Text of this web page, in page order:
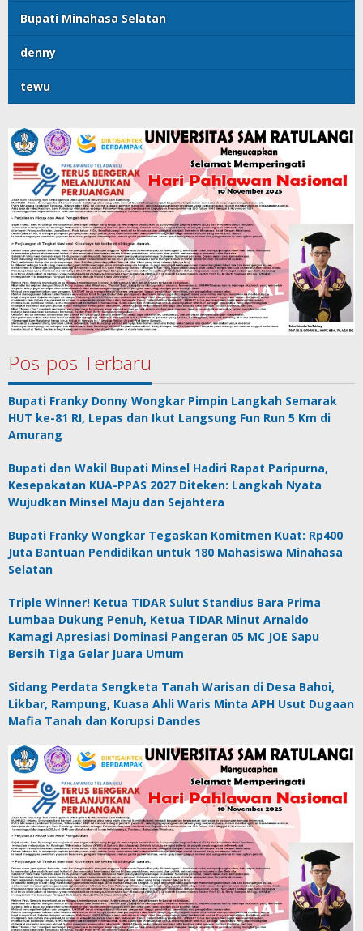
Bupati Minahasa Selatan
denny
tewu
Pos-pos Terbaru
Bupati Franky Donny Wongkar Pimpin Langkah Semarak
HUT ke-81 RI, Lepas dan Ikut Langsung Fun Run 5 Km di
Amurang
Bupati dan Wakil Bupati Minsel Hadiri Rapat Paripurna,
Kesepakatan KUA-PPAS 2027 Diteken: Langkah Nyata
Wujudkan Minsel Maju dan Sejahtera
Bupati Franky Wongkar Tegaskan Komitmen Kuat: Rp400
Juta Bantuan Pendidikan untuk 180 Mahasiswa Minahasa
Selatan
Triple Winner! Ketua TIDAR Sulut Standius Bara Prima
Lumbaa Dukung Penuh, Ketua TIDAR Minut Arnaldo
Kamagi Apresiasi Dominasi Pangeran 05 MC JOE Sapu
Bersih Tiga Gelar Juara Umum
Sidang Perdata Sengketa Tanah Warisan di Desa Bahoi,
Likbar, Rampung, Kuasa Ahli Waris Minta APH Usut Dugaan
Mafia Tanah dan Korupsi Dandes